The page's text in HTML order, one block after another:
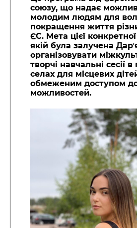
союзу, що надає
молодим людям для
покращення життя
ЄС. Мета цієї
якій була залучена
організовувати
творчі навчальні сесії
селах для місцевих
обмеженим доступом
можливостей.